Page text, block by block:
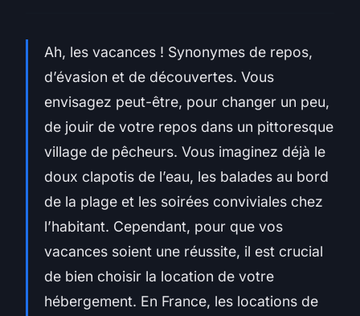
Ah, les vacances ! Synonymes de repos,
d’évasion et de découvertes. Vous
envisagez peut-être, pour changer un peu,
de jouir de votre repos dans un pittoresque
village de pêcheurs. Vous imaginez déjà le
doux clapotis de l’eau, les balades au bord
de la plage et les soirées conviviales chez
l’habitant. Cependant, pour que vos
vacances soient une réussite, il est crucial
de bien choisir la location de votre
hébergement. En France, les locations de